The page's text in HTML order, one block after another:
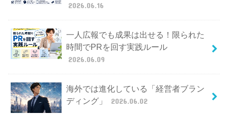
2026.06.16
一人広報でも成果は出せる！限られた
時間でPRを回す実践ルール
2026.06.09
海外では進化している「経営者ブラン
ディング」
2026.06.02